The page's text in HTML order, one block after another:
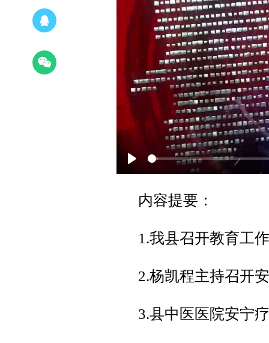
Play
内容提要：
1.我县召开教育工
2.杨凯程主持召开
3.县中医医院安宁